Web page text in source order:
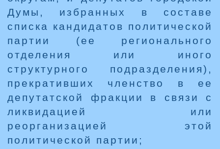
Думы, избранных в составе
списка кандидатов политической
партии (ее регионального
отделения или иного
структурного подразделения),
прекративших членство в ее
депутатской фракции в связи с
ликвидацией или
реорганизацией этой
политической партии;